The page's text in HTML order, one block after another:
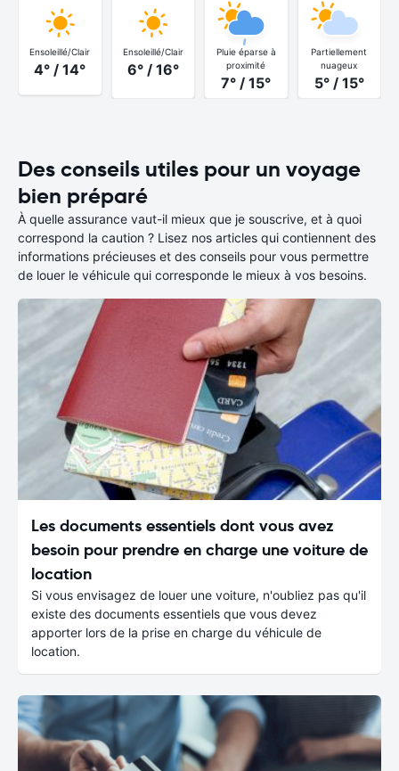
Ensoleillé/Clair
4° / 14°
Ensoleillé/Clair
6° / 16°
Pluie éparse à
proximité
7° / 15°
Partiellement
nuageux
5° / 15°
Des conseils utiles pour un voyage
bien préparé
À quelle assurance vaut-il mieux que je souscrive, et à quoi
correspond la caution ? Lisez nos articles qui contiennent des
informations précieuses et des conseils pour vous permettre
de louer le véhicule qui corresponde le mieux à vos besoins.
Les documents essentiels dont vous avez
besoin pour prendre en charge une voiture de
location
Si vous envisagez de louer une voiture, n'oubliez pas qu'il
existe des documents essentiels que vous devez
apporter lors de la prise en charge du véhicule de
location.